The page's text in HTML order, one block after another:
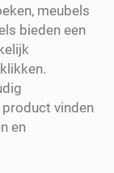
meubels
bieden een
vinden
en